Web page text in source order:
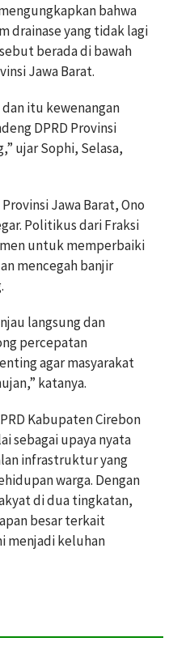
bahwa
drainase yang tidak lagi
berada di bawah
Jawa Barat.
itu kewenangan
DPRD Provinsi
ujar Sophi, Selasa,
Jawa Barat, Ono
Politikus dari Fraksi
untuk memperbaiki
mencegah banjir
langsung dan
percepatan
agar masyarakat
katanya.
Kabupaten Cirebon
sebagai upaya nyata
infrastruktur yang
warga. Dengan
di dua tingkatan,
besar terkait
menjadi keluhan